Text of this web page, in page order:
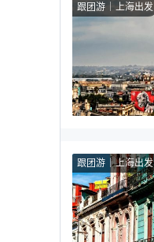
跟团游 上海出发
跟团游 上海出发